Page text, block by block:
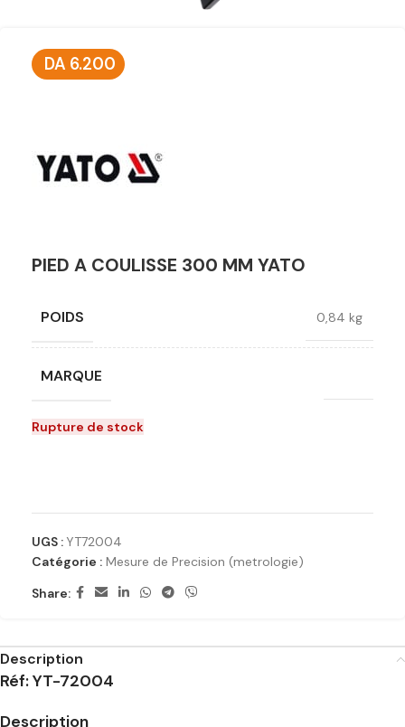
DA 6.200
PIED A COULISSE 300 MM YATO
POIDS 0,84 kg
MARQUE
Rupture de stock
UGS : YT72004
Catégorie : Mesure de Precision (metrologie)
Share:
Description
Réf: YT-72004
Description